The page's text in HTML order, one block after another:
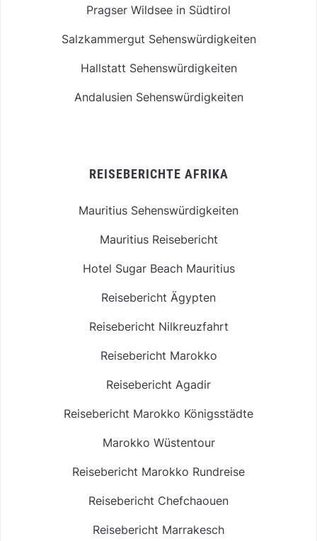
Pragser Wildsee in Südtirol
Salzkammergut Sehenswürdigkeiten
Hallstatt Sehenswürdigkeiten
Andalusien Sehenswürdigkeiten
REISEBERICHTE AFRIKA
Mauritius Sehenswürdigkeiten
Mauritius Reisebericht
Hotel Sugar Beach Mauritius
Reisebericht Ägypten
Reisebericht Nilkreuzfahrt
Reisebericht Marokko
Reisebericht Agadir
Reisebericht Marokko Königsstädte
Marokko Wüstentour
Reisebericht Marokko Rundreise
Reisebericht Chefchaouen
Reisebericht Marrakesch